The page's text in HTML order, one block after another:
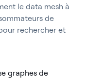
le data mesh à
de
rechercher et